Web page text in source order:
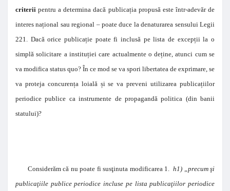
criterii pentru a determina dacă publicația propusă este într-adevăr de
interes național sau regional – poate duce la denaturarea sensului Legii
221. Dacă orice publicație poate fi inclusă pe lista de excepții la o
simplă solicitare a instituției care actualmente o deține, atunci cum se
va modifica status quo? În ce mod se va spori libertatea de exprimare, se
va proteja concurența loială și se va preveni utilizarea publicațiilor
periodice publice ca instrumente de propagandă politica (din banii
statului)?
Considerăm că nu poate fi susţinuta modificarea 1.h1) „precum şi
publicaţiile publice periodice incluse pe lista publicaţiilor periodice